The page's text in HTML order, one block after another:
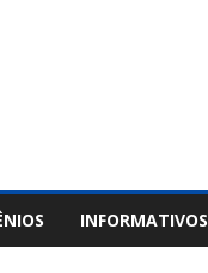
INFORMATIVOS